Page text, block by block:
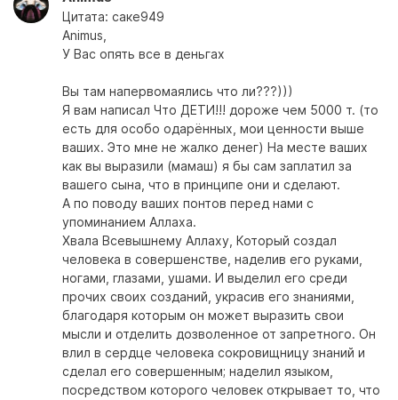
Цитата: саке949
Animus,
У Вас опять все в деньгах
Вы там напервомаялись что ли???)))
Я вам написал Что ДЕТИ!!! дороже чем 5000 т. (то
есть для особо одарённых, мои ценности выше
ваших. Это мне не жалко денег) На месте ваших
как вы выразили (мамаш) я бы сам заплатил за
вашего сына, что в принципе они и сделают.
А по поводу ваших понтов перед нами с
упоминанием Аллаха.
Хвала Всевышнему Аллаху, Который создал
человека в совершенстве, наделив его руками,
ногами, глазами, ушами. И выделил его среди
прочих своих созданий, украсив его знаниями,
благодаря которым он может выразить свои
мысли и отделить дозволенное от запретного. Он
влил в сердце человека сокровищницу знаний и
сделал его совершенным; наделил языком,
посредством которого человек открывает то, что